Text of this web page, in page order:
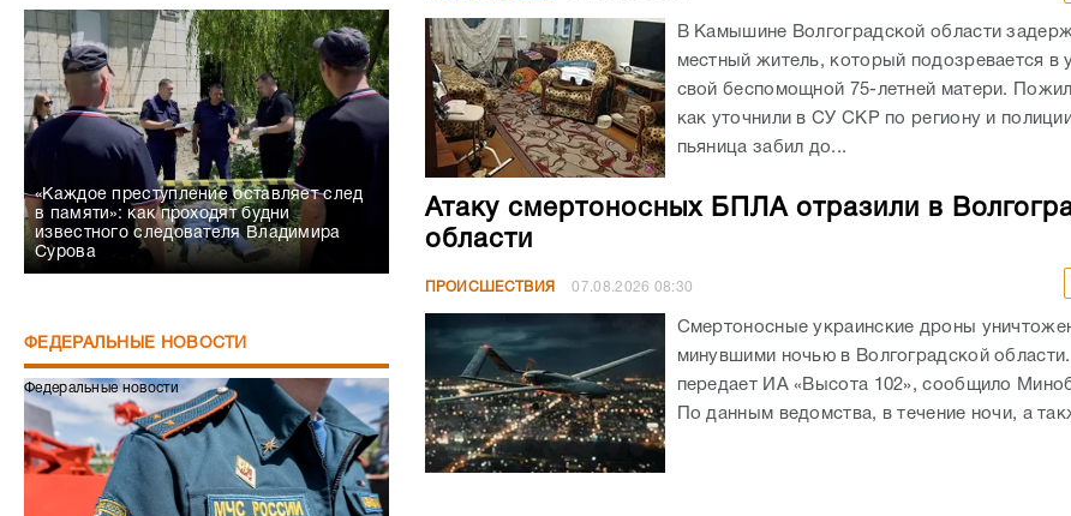
«Каждое преступление оставляет след
в памяти»: как проходят будни
известного следователя Владимира
Сурова
ФЕДЕРАЛЬНЫЕ НОВОСТИ
Федеральные новости
В Камышине Волгоградской области
местный житель, который подозревается в
свой беспомощной 75-летней матери.
как уточнили в СУ СКР по региону и
пьяница забил до...
Атаку смертоносных БПЛА отразили в
области
ПРОИСШЕСТВИЯ 07.08.2026 08:30
Смертоносные украинские дроны
минувшими ночью в Волгоградской
передает ИА «Высота 102», сообщило
По данным ведомства, в течение ночи, а